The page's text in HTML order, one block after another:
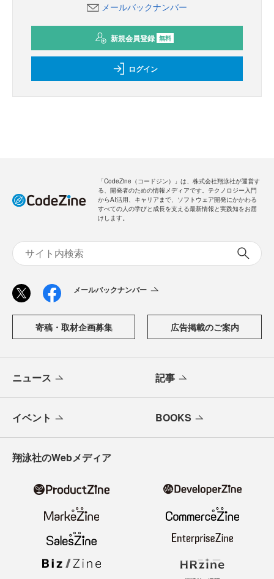
メールバックナンバー
新規会員登録 無料
ログイン
「CodeZine（コードジン）」は、株式会社翔泳社が運営す
る、開発者のための情報メディアです。テクノロジー入門
からAI活用、キャリアまで、ソフトウェア開発にかかわる
すべての人の学びと成長を支える最新情報と実践知をお届
けします。
メールバックナンバー
寄稿・取材企画募集 広告掲載のご案内
ニュース 記事
イベント BOOKS
翔泳社のWebメディア